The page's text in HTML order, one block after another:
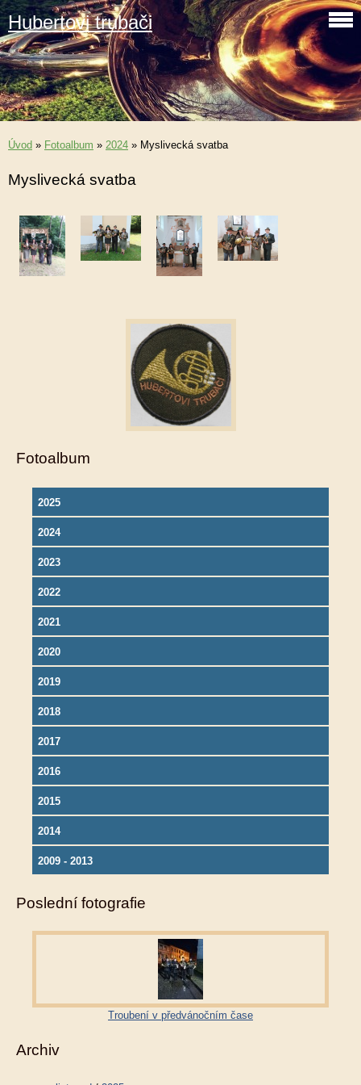
Hubertovi trubači
Úvod » Fotoalbum » 2024 » Myslivecká svatba
Myslivecká svatba
Fotoalbum
2025
2024
2023
2022
2021
2020
2019
2018
2017
2016
2015
2014
2009 - 2013
Poslední fotografie
Troubení v předvánočním čase
Archiv